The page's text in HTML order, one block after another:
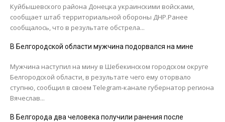
Куйбышевского района Донецка украинскими войсками,
сообщает штаб территориальной обороны ДНР.Ранее
сообщалось, что в результате обстрела...
В Белгородской области мужчина подорвался на мине
Мужчина наступил на мину в Шебекинском городском округе
Белгородской области, в результате чего ему оторвало
ступню, сообщил в своем Telegram-канале губернатор региона
Вячеслав...
В Белгорода два человека получили ранения после